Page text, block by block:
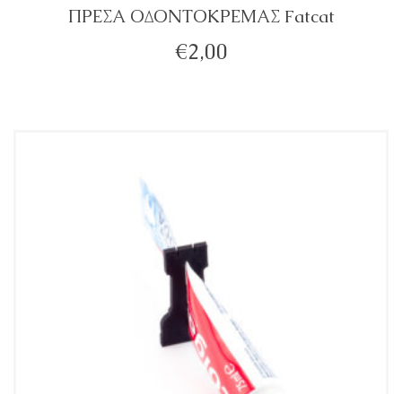
ΠΡΕΣΑ ΟΔΟΝΤΟΚΡΕΜΑΣ Fatcat
€2,00